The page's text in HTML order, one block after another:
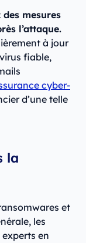
mesures
l’attaque.
à jour
fiable,
cyber-
d’une telle
la
et
les
en